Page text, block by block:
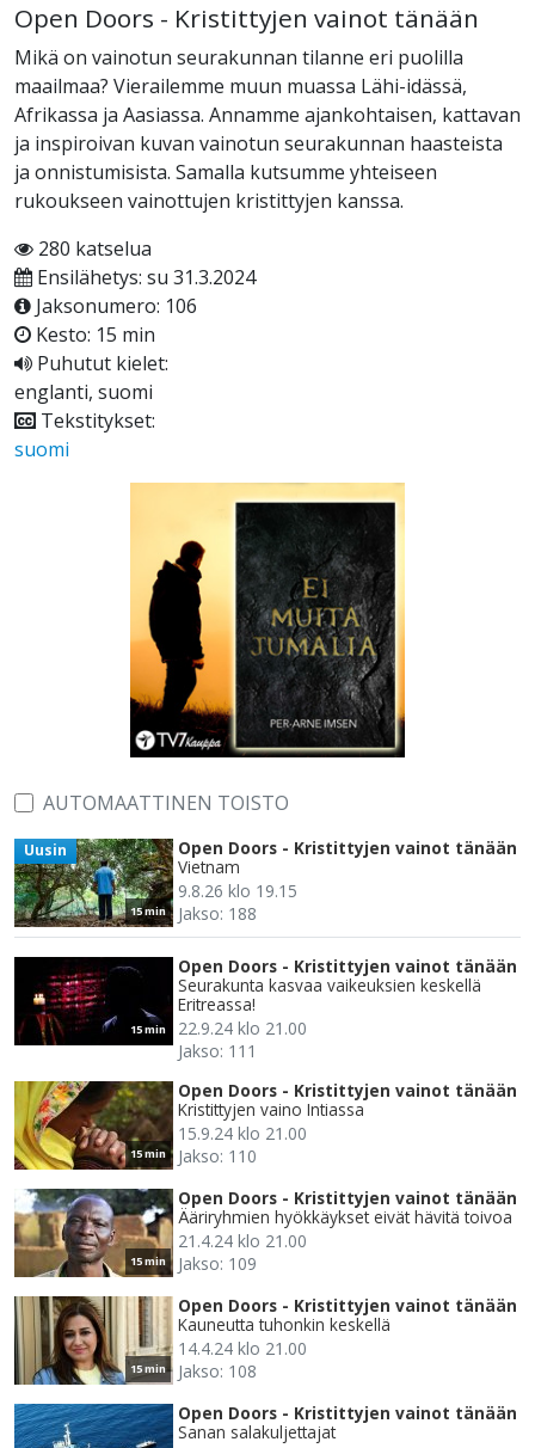
Open Doors - Kristittyjen vainot tänään
Mikä on vainotun seurakunnan tilanne eri puolilla
maailmaa? Vierailemme muun muassa Lähi-idässä,
Afrikassa ja Aasiassa. Annamme ajankohtaisen, kattavan
ja inspiroivan kuvan vainotun seurakunnan haasteista
ja onnistumisista. Samalla kutsumme yhteiseen
rukoukseen vainottujen kristittyjen kanssa.
280 katselua
Ensilähetys: su 31.3.2024
Jaksonumero: 106
Kesto: 15 min
Puhutut kielet:
englanti, suomi
Tekstitykset:
suomi
AUTOMAATTINEN TOISTO
15 min
Uusin
Open Doors - Kristittyjen vainot tänään
Vietnam
9.8.26 klo 19.15
Jakso: 188
15 min
Open Doors - Kristittyjen vainot tänään
Seurakunta kasvaa vaikeuksien keskellä
Eritreassa!
22.9.24 klo 21.00
Jakso: 111
15 min
Open Doors - Kristittyjen vainot tänään
Kristittyjen vaino Intiassa
15.9.24 klo 21.00
Jakso: 110
15 min
Open Doors - Kristittyjen vainot tänään
Ääriryhmien hyökkäykset eivät hävitä toivoa
21.4.24 klo 21.00
Jakso: 109
15 min
Open Doors - Kristittyjen vainot tänään
Kauneutta tuhonkin keskellä
14.4.24 klo 21.00
Jakso: 108
Open Doors - Kristittyjen vainot tänään
Sanan salakuljettajat